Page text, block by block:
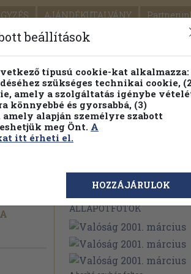
AJÁNDÉKUTALVÁNY
SEGÍTSÉG
ÁRAINK FENNTARTHATÓ
kereső Témaköri fa
Megvásárolható
ÁLLAPOTFOTÓK
beállítások
típusú cookie-kat alkalmazza:
szükséges technikai cookie,
amely a szolgáltatás igénybe
könnyebbé és gyorsabbá, (3)
alapján személyre szabott
meg Önt. A
itt érheti el.
HOZZÁJÁRULOK